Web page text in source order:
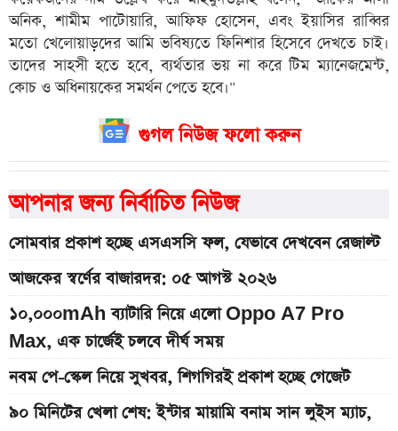
অনিক, শামীম পাটোয়ারি, আফিফ হোসেন, এবং ইয়াসির রাব্বির
মতো খেলোয়াড়দের আমি ভবিষ্যতে ফিনিশার হিসেবে দেখতে চাই।
তাদের সাহসী হতে হবে, ব্যর্থতার ভয় না করে টিম ম্যানেজমেন্ট,
কোচ ও অধিনায়কের সমর্থন পেতে হবে।"
গুগল নিউজ ফলো করুন
আপনার জন্য নির্বাচিত নিউজ
সোমবার প্রকাশ হচ্ছে এসএসসি ফল, যেভাবে দেখবেন রেজাল্ট
আজকের স্বর্ণের বাজারদর: ০৫ আগস্ট ২০২৬
১০,০০০mAh ব্যাটারি নিয়ে এলো Oppo A7 Pro
Max, এক চার্জেই চলবে দীর্ঘ সময়
নবম পে-স্কেল নিয়ে সুখবর, শিগগিরই প্রকাশ হচ্ছে গেজেট
৯০ মিনিটের খেলা শেষ: ইন্টার মায়ামি বনাম সান লুইস ম্যাচ,